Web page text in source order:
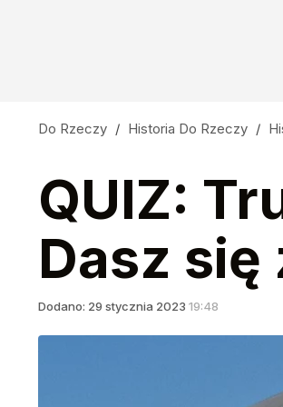
Do Rzeczy / Historia Do Rzeczy /
QUIZ:
Dasz
Dodano: 29 stycznia 2023 19:48